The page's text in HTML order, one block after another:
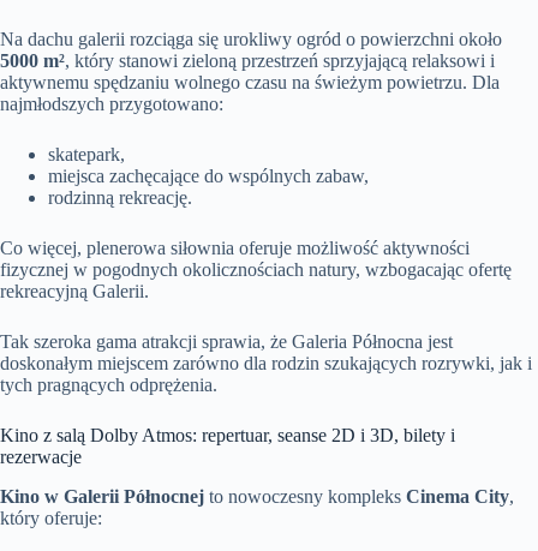
Na dachu galerii rozciąga się urokliwy ogród o powierzchni około
5000 m², który stanowi zieloną przestrzeń sprzyjającą relaksowi i
aktywnemu spędzaniu wolnego czasu na świeżym powietrzu. Dla
najmłodszych przygotowano:
skatepark,
miejsca zachęcające do wspólnych zabaw,
rodzinną rekreację.
Co więcej, plenerowa siłownia oferuje możliwość aktywności
fizycznej w pogodnych okolicznościach natury, wzbogacając ofertę
rekreacyjną Galerii.
Tak szeroka gama atrakcji sprawia, że Galeria Północna jest
doskonałym miejscem zarówno dla rodzin szukających rozrywki, jak i
tych pragnących odprężenia.
Kino z salą Dolby Atmos: repertuar, seanse 2D i 3D, bilety i
rezerwacje
Kino w Galerii Północnej to nowoczesny kompleks Cinema City,
który oferuje: